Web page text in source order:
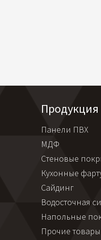
Продукция
Панели ПВХ
МДФ
Стеновые
Кухонные
Сайдинг
Водосточная
Напольные
Прочие товары